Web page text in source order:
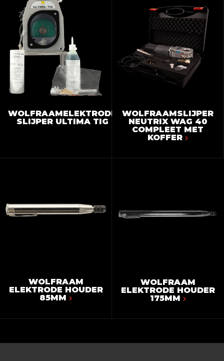
WOLFRAAMELEKTRODEN
SLIJPER ULTIMA TIG
WOLFRAAMSLIJPER
NEUTRIX WAG 40
COMPLEET MET
KOFFER
WOLFRAAM
ELEKTRODE HOUDER
85MM
WOLFRAAM
ELEKTRODE HOUDER
175MM